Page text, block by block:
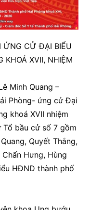
ỨNG CỬ ĐẠI BIỂU
KHOÁ XVII, NHIỆM
Minh Quang –
Phòng- ứng cử Đại
khoá XVII nhiệm
bầu cử số 7 gồm
Quyết Thắng,
Hưng, Hùng
HĐND thành phố